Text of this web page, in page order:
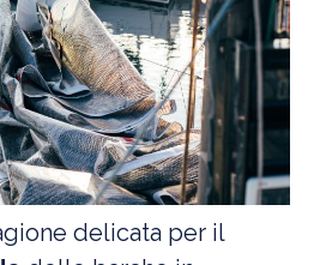
delicata per il